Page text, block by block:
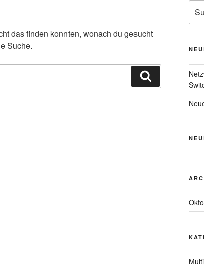
das finden konnten, wonach du gesucht
Suche.